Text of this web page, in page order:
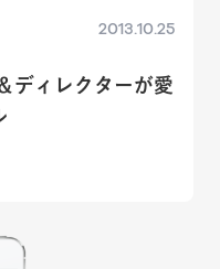
2013.10.25
ディレクターが愛